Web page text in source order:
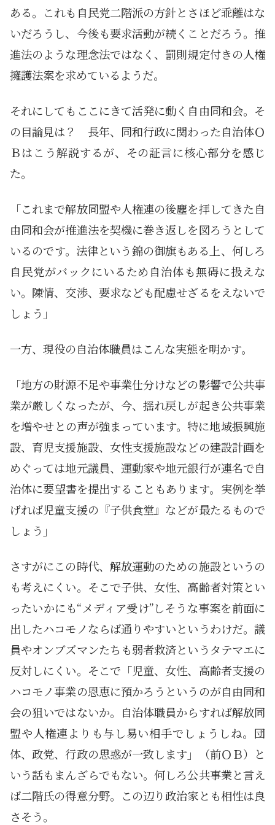
ある。これも自民党二階派の方針とさほど乖離はな
いだろうし、今後も要求活動が続くことだろう。推
進法のような理念法ではなく、罰則規定付きの人権
擁護法案を求めているようだ。
それにしてもここにきて活発に動く自由同和会。そ
の目論見は？ 長年、同和行政に関わった自治体Ｏ
Ｂはこう解説するが、その証言に核心部分を感じ
た。
「これまで解放同盟や人権連の後塵を拝してきた自
由同和会が推進法を契機に巻き返しを図ろうとして
いるのです。法律という錦の御旗もある上、何しろ
自民党がバックにいるため自治体も無碍に扱えな
い。陳情、交渉、要求なども配慮せざるをえないで
しょう」
一方、現役の自治体職員はこんな実態を明かす。
「地方の財源不足や事業仕分けなどの影響で公共事
業が厳しくなったが、今、揺れ戻しが起き公共事業
を増やせとの声が強まっています。特に地域振興施
設、育児支援施設、女性支援施設などの建設計画を
めぐっては地元議員、運動家や地元銀行が連名で自
治体に要望書を提出することもあります。実例を挙
げれば児童支援の『子供食堂』などが最たるもので
しょう」
さすがにこの時代、解放運動のための施設というの
も考えにくい。そこで子供、女性、高齢者対策とい
ったいかにも“メディア受け”しそうな事案を前面に
出したハコモノならば通りやすいというわけだ。議
員やオンブズマンたちも弱者救済というタテマエに
反対しにくい。そこで「児童、女性、高齢者支援の
ハコモノ事業の恩恵に預かろうというのが自由同和
会の狙いではないか。自治体職員からすれば解放同
盟や人権連よりも与し易い相手でしょうしね。団
体、政党、行政の思惑が一致します」（前ＯＢ）と
いう話もまんざらでもない。何しろ公共事業と言え
ば二階氏の得意分野。この辺り政治家とも相性は良
さそう。